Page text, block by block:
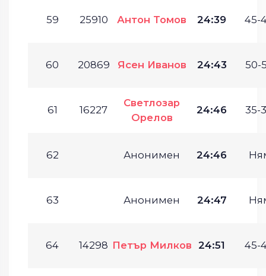
59 25910 Антон Томов 24:39 45-
60 20869 Ясен Иванов 24:43 50-
61 16227
Светлозар
Орелов
24:46 35-
62 Анонимен 24:46
63 Анонимен 24:47
64 14298 Петър Милков 24:51 45-